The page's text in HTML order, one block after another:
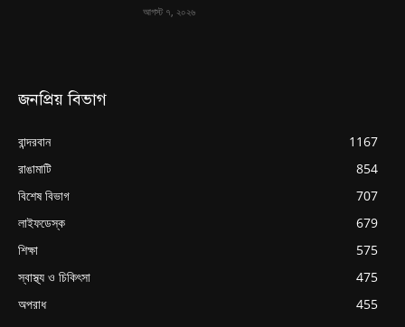
আগস্ট ৭, ২০২৬
জনপ্রিয় বিভাগ
বান্দরবান
1167
রাঙামাটি
854
বিশেষ বিভাগ
707
লাইফডেস্ক
679
শিক্ষা
575
স্বাস্থ্য ও চিকিৎসা
475
অপরাধ
455